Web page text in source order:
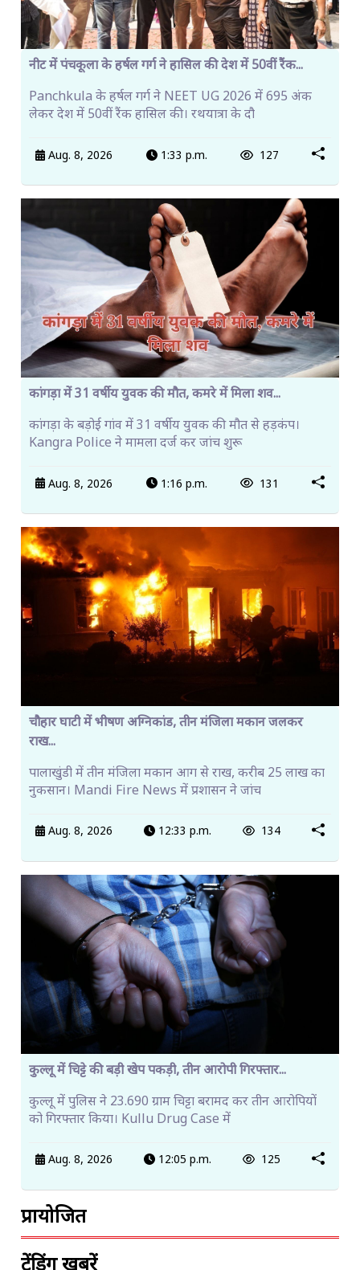
नीट में पंचकूला के हर्षल गर्ग ने हासिल की देश में 50वीं रैंक...
Panchkula के हर्षल गर्ग ने NEET UG 2026 में 695 अंक
लेकर देश में 50वीं रैंक हासिल की। रथयात्रा के दौ
Aug. 8, 2026 1:33 p.m. 127
कांगड़ा में 31 वर्षीय युवक की मौत, कमरे में मिला शव...
कांगड़ा के बड़ोई गांव में 31 वर्षीय युवक की मौत से हड़कंप।
Kangra Police ने मामला दर्ज कर जांच शुरू
Aug. 8, 2026 1:16 p.m. 131
चौहार घाटी में भीषण अग्निकांड, तीन मंजिला मकान जलकर
राख...
पालाखुंडी में तीन मंजिला मकान आग से राख, करीब 25 लाख का
नुकसान। Mandi Fire News में प्रशासन ने जांच
Aug. 8, 2026 12:33 p.m. 134
कुल्लू में चिट्टे की बड़ी खेप पकड़ी, तीन आरोपी गिरफ्तार...
कुल्लू में पुलिस ने 23.690 ग्राम चिट्टा बरामद कर तीन आरोपियों
को गिरफ्तार किया। Kullu Drug Case में
Aug. 8, 2026 12:05 p.m. 125
प्रायोजित